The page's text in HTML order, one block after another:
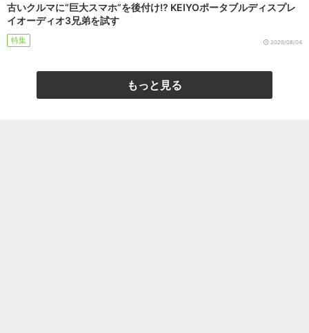
古いクルマに“巨大スマホ”を後付け!? KEIYOポータブルディスプレ
イオーディオ3兄弟を試す
特集 2026/08/04
もっと見る